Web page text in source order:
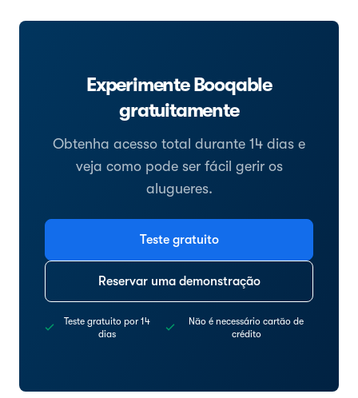
Experimente Booqable
gratuitamente
Obtenha acesso total durante 14 dias e
veja como pode ser fácil gerir os
alugueres.
Teste gratuito
Reservar uma demonstração
Teste gratuito por 14
dias
Não é necessário cartão de
crédito